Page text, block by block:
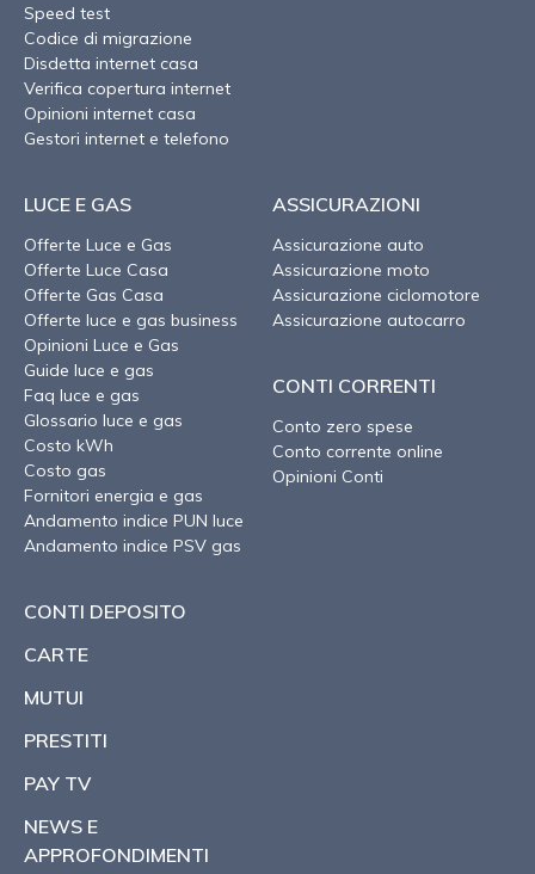
Speed test
Codice di migrazione
Disdetta internet casa
Verifica copertura internet
Opinioni internet casa
Gestori internet e telefono
LUCE E GAS
Offerte Luce e Gas
Offerte Luce Casa
Offerte Gas Casa
Offerte luce e gas business
Opinioni Luce e Gas
Guide luce e gas
Faq luce e gas
Glossario luce e gas
Costo kWh
Costo gas
Fornitori energia e gas
Andamento indice PUN luce
Andamento indice PSV gas
ASSICURAZIONI
Assicurazione auto
Assicurazione moto
Assicurazione ciclomotore
Assicurazione autocarro
CONTI CORRENTI
Conto zero spese
Conto corrente online
Opinioni Conti
CONTI DEPOSITO
CARTE
MUTUI
PRESTITI
PAY TV
NEWS E
APPROFONDIMENTI